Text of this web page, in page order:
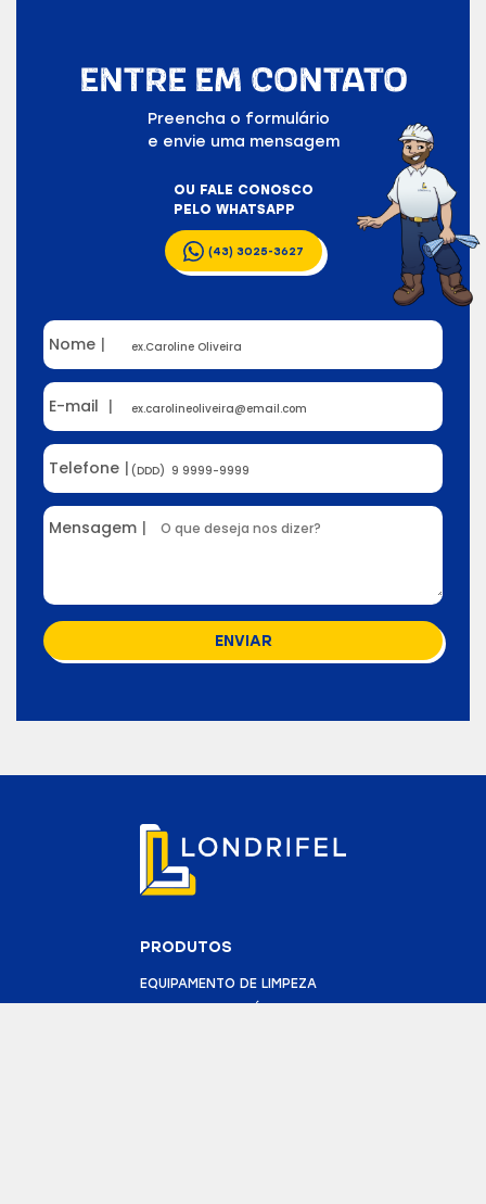
ENTRE EM CONTATO
Preencha o formulário
e envie uma mensagem
OU FALE CONOSCO
PELO WHATSAPP
(43) 3025-3627
Nome |
E-mail |
Telefone |
Mensagem |
ENVIAR
PRODUTOS
EQUIPAMENTO DE LIMPEZA